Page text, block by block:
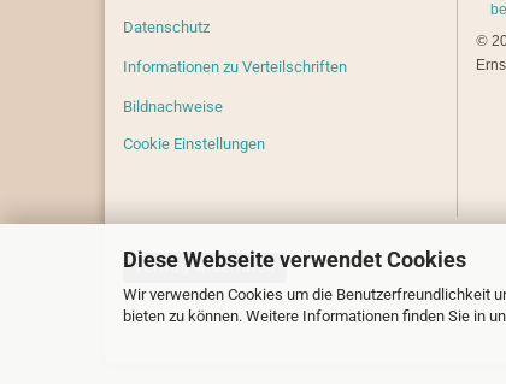
Diese Webseite verwendet Cookies
Wir verwenden Cookies um die Benutzerfreundlichkeit
bieten zu können. Weitere Informationen finden Sie in
Datenschutz
Informationen zu Verteilschriften
Bildnachweise
Cookie Einstellungen
©
Vertrag widerrufen